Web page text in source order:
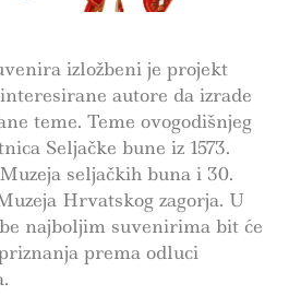
izložbeni je projekt
autore da izrade
teme. Teme ovogodišnjeg
Seljačke bune iz 1573.
seljačkih buna i 30.
Hrvatskog zagorja. U
najboljim suvenirima bit će
prema odluci